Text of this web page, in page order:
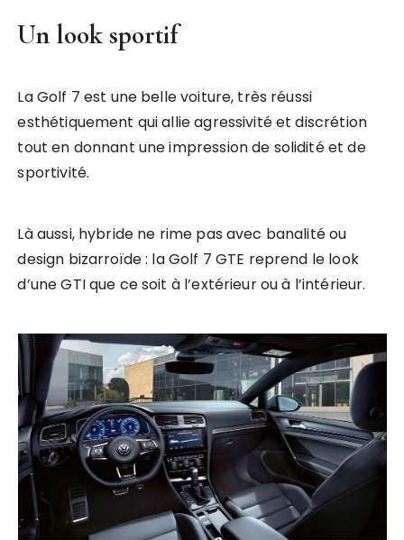
Un look sportif
La Golf 7 est une belle voiture, très réussi
esthétiquement qui allie agressivité et discrétion
tout en donnant une impression de solidité et de
sportivité.
Là aussi, hybride ne rime pas avec banalité ou
design bizarroïde : la Golf 7 GTE reprend le look
d’une GTI que ce soit à l’extérieur ou à l’intérieur.